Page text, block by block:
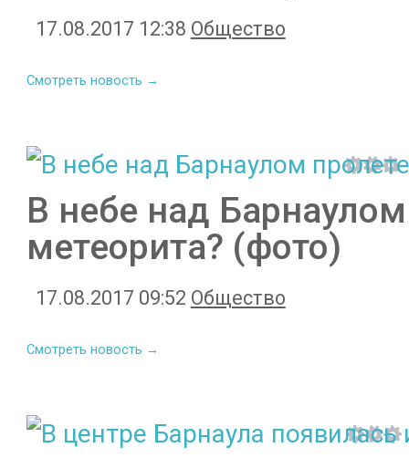
17.08.2017 12:38 Общество
Смотреть новость →
В небе над
метеорита? (фото)
17.08.2017 09:52 Общество
Смотреть новость →